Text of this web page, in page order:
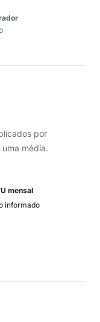
por
média.
mensal
informado